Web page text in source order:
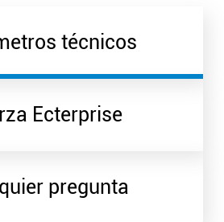
técnicos
Ecterprise
pregunta